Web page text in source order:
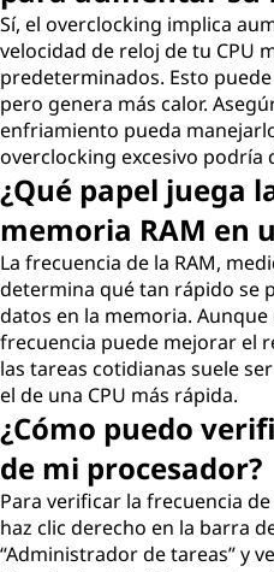
Sí, el overclocking implica
velocidad de reloj de tu CPU
predeterminados. Esto
pero genera más calor.
enfriamiento pueda
overclocking excesivo podría
¿Qué papel juega
memoria RAM en
La frecuencia de la RAM,
determina qué tan rápido se
datos en la memoria.
frecuencia puede mejorar el
las tareas cotidianas suele
el de una CPU más rápida.
¿Cómo puedo
de mi procesador?
Para verificar la frecuencia
haz clic derecho en la barra
“Administrador de tareas” y